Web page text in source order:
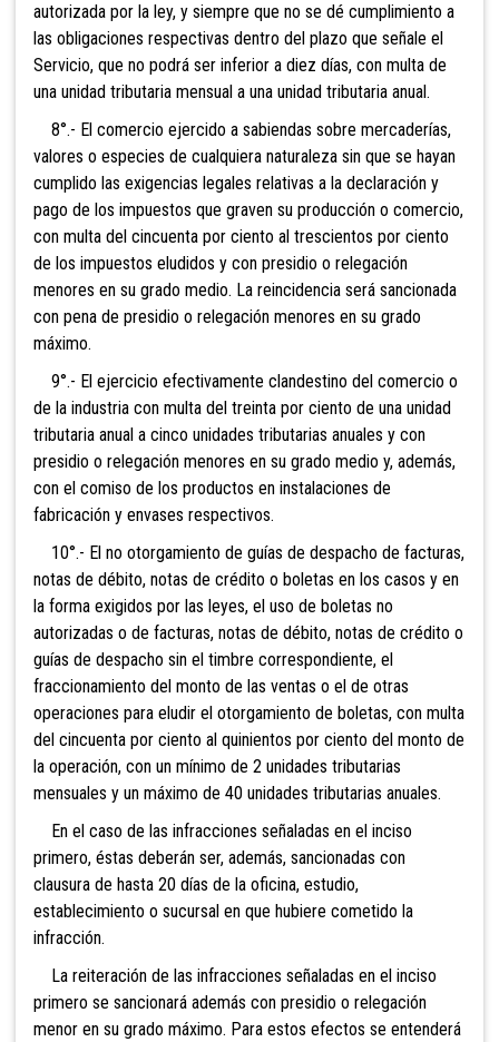
autorizada por la ley, y siempre que no se dé cumplimiento a
las obligaciones respectivas dentro del plazo que señale el
Servicio, que no podrá ser inferior a diez días, con multa de
una unidad tributaria mensual a una unidad tributaria anual.
8°.- El comercio ejercido a sabiendas sobre mercaderías,
valores o especies de cualquiera naturaleza sin que se hayan
cumplido las exigencias legales relativas a la declaración y
pago de los impuestos que graven su producción o comercio,
con multa del cincuenta por ciento al trescientos por ciento
de los impuestos eludidos y con presidio o relegación
menores en su grado medio. La reincidencia será sancionada
con pena de presidio o relegación menores en su grado
máximo.
9°.- El ejercicio efectivamente clandestino del comercio o
de la industria con multa del treinta por ciento de una unidad
tributaria anual a cinco unidades tributarias anuales y con
presidio o relegación menores en su grado medio y, además,
con el comiso de los productos en instalaciones de
fabricación y envases respectivos.
10°.- El no otorgamiento de guías de despacho de facturas,
notas de débito, notas de crédito o boletas en los casos y en
la forma exigidos por las leyes, el uso de boletas no
autorizadas o de facturas, notas de débito, notas de crédito o
guías de despacho sin el timbre correspondiente, el
fraccionamiento del monto de las ventas o el de otras
operaciones para eludir el otorgamiento de boletas, con multa
del cincuenta por ciento al quinientos por ciento del monto de
la operación, con un mínimo de 2 unidades tributarias
mensuales y un máximo de 40 unidades tributarias anuales.
En el caso de las infracciones señaladas en el inciso
primero, éstas deberán ser, además, sancionadas con
clausura de hasta 20 días de la oficina, estudio,
establecimiento o sucursal en que hubiere cometido la
infracción.
La reiteración de las infracciones señaladas en el inciso
primero se sancionará además con presidio o relegación
menor en su grado máximo. Para estos efectos se entenderá